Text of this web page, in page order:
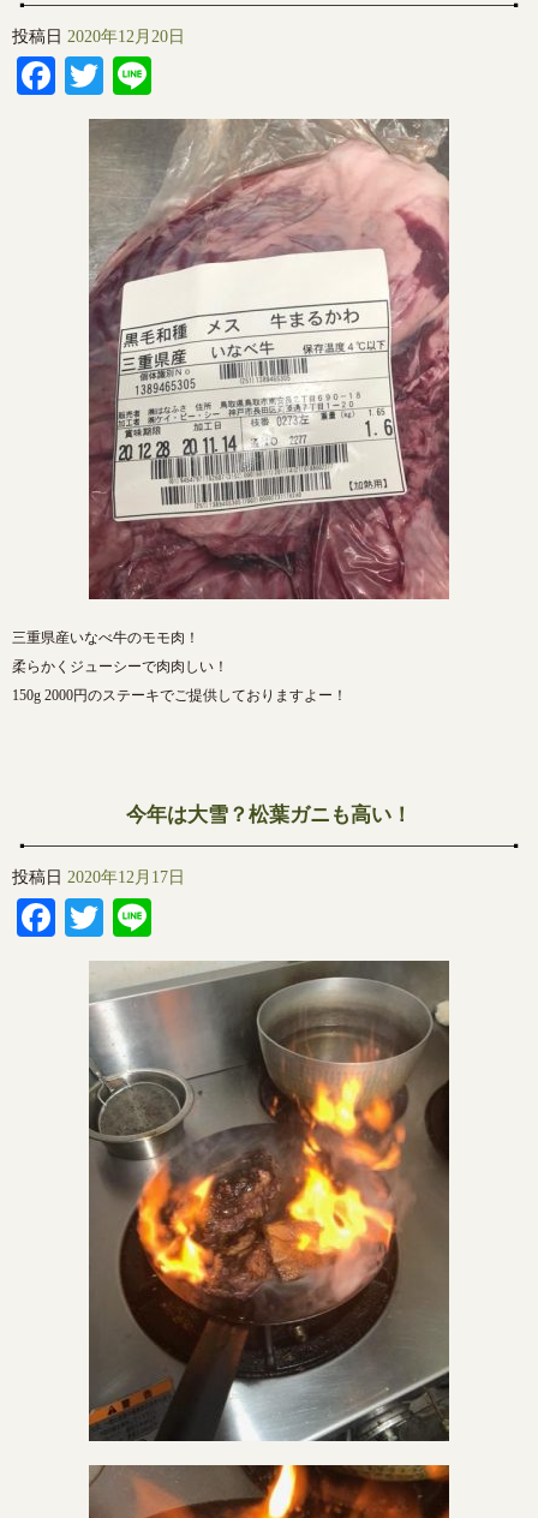
投稿日 2020年12月20日
Facebook
Twitter
三重県産いなべ牛のモモ肉！
柔らかくジューシーで肉肉しい！
150g 2000円のステーキでご提供しておりますよー！
今年は大雪？松葉ガニも高い！
投稿日 2020年12月17日
Facebook
Twitter